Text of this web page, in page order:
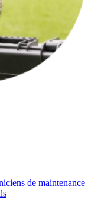
de maintenance